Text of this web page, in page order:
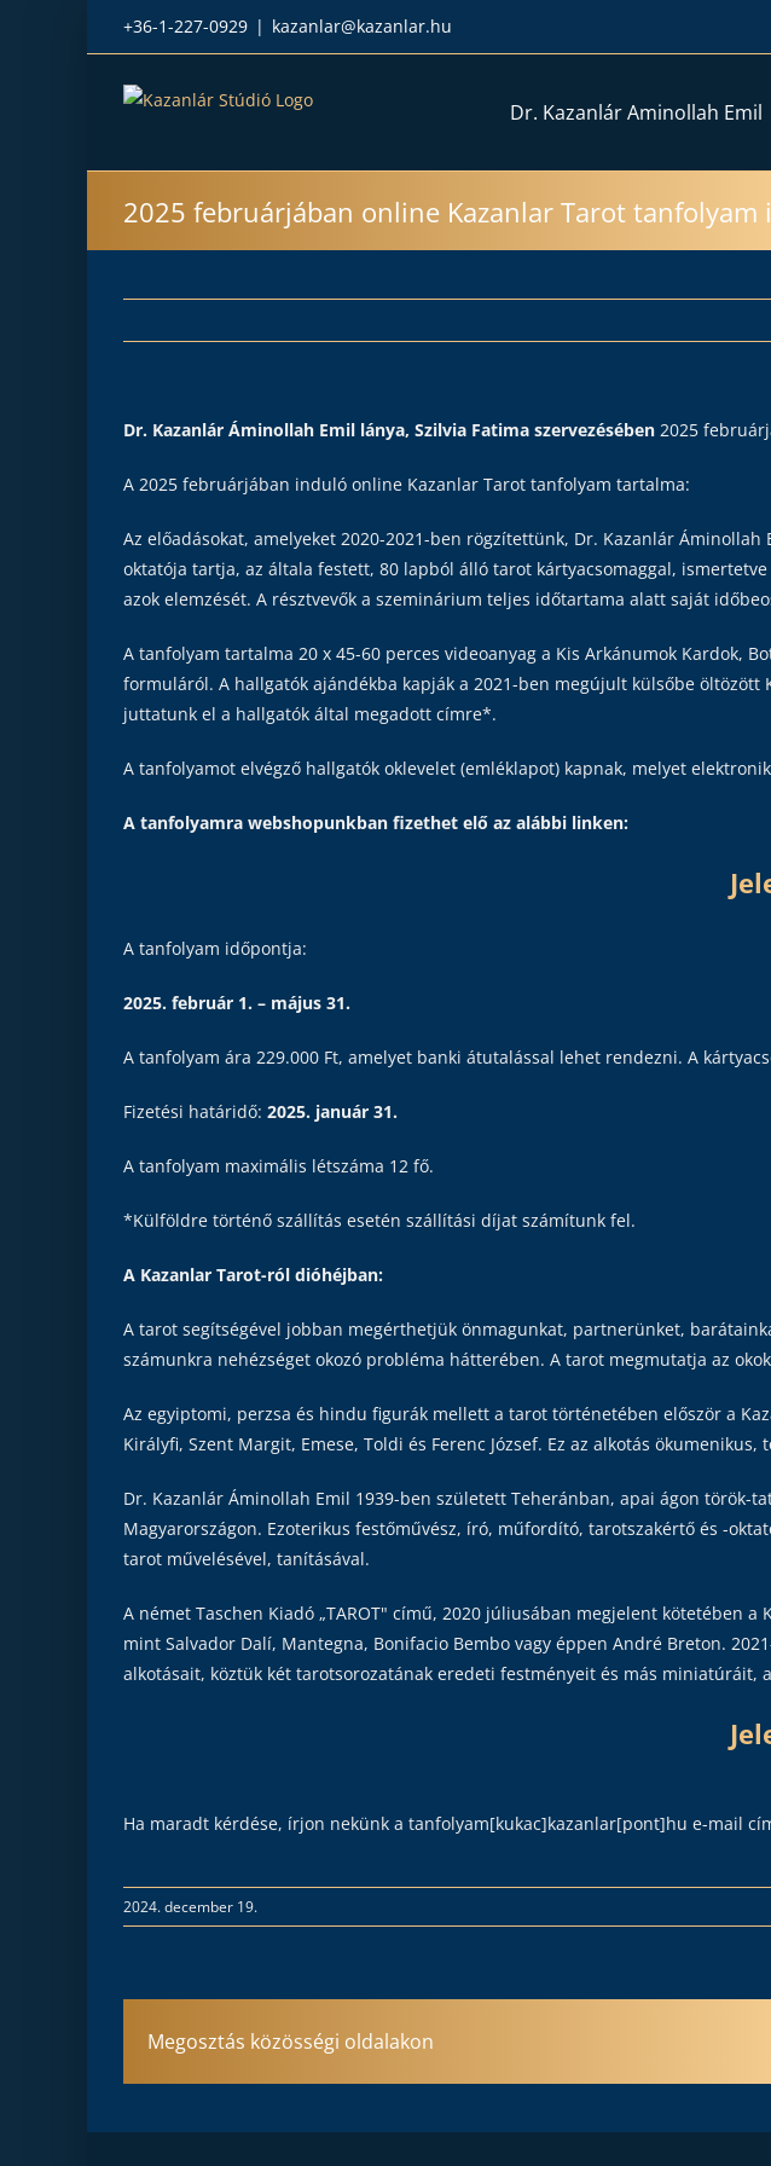
+36-1-227-0929 | kazanlar@kazanlar.hu
Dr. Kazanlár Aminollah Emil
2025 februárjában online Kazanlar Tarot tanfolyam
Dr. Kazanlár Áminollah Emil lánya, Szilvia Fatima szervezésében2025
A 2025 februárjában induló online Kazanlar Tarot tanfolyam tartalma:
Az előadásokat, amelyeket 2020-2021-ben rögzítettünk, Dr. Kazanlár
oktatója tartja, az általa festett, 80 lapból álló tarot kártyacsomaggal,
azok elemzését. A résztvevők a szeminárium teljes időtartama alatt saját
A tanfolyam tartalma 20 x 45-60 perces videoanyag a Kis Arkánumok Kardok,
formuláról. A hallgatók ajándékba kapják a 2021-ben megújult külsőbe
juttatunk el a hallgatók által megadott címre*.
A tanfolyamot elvégző hallgatók oklevelet (emléklapot) kapnak, melyet
A tanfolyamra webshopunkban fizethet elő az alábbi linken:
A tanfolyam időpontja:
2025. február 1. – május 31.
A tanfolyam ára 229.000 Ft, amelyet banki átutalással lehet rendezni. A
Fizetési határidő: 2025. január 31.
A tanfolyam maximális létszáma 12 fő.
*Külföldre történő szállítás esetén szállítási díjat számítunk fel.
A Kazanlar Tarot-ról dióhéjban:
A tarot segítségével jobban megérthetjük önmagunkat, partnerünket,
számunkra nehézséget okozó probléma hátterében. A tarot megmutatja az
Az egyiptomi, perzsa és hindu figurák mellett a tarot történetében először a
Királyfi, Szent Margit, Emese, Toldi és Ferenc József. Ez az alkotás
Dr. Kazanlár Áminollah Emil 1939-ben született Teheránban, apai ágon török-
Magyarországon. Ezoterikus festőművész, író, műfordító, tarotszakértő és -
tarot művelésével, tanításával.
A német Taschen Kiadó „TAROT" című, 2020 júliusában megjelent kötetében
mint Salvador Dalí, Mantegna, Bonifacio Bembo vagy éppen André Breton.
alkotásait, köztük két tarotsorozatának eredeti festményeit és más
Ha maradt kérdése, írjon nekünk a tanfolyam[kukac]kazanlar[pont]hu e-mail
2024. december 19.
Megosztás közösségi oldalakon